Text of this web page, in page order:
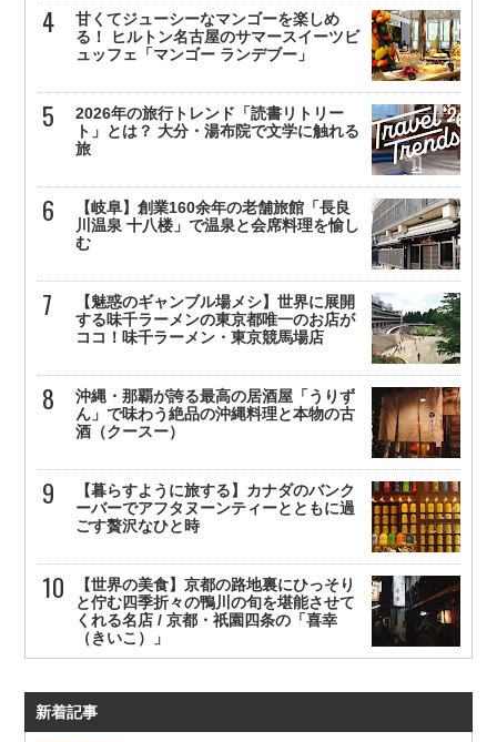
甘くてジューシーなマンゴーを楽しめ
る！ ヒルトン名古屋のサマースイーツビ
ュッフェ「マンゴー ランデブー」
2026年の旅行トレンド「読書リトリー
ト」とは？ 大分・湯布院で文学に触れる
旅
【岐阜】創業160余年の老舗旅館「長良
川温泉 十八楼」で温泉と会席料理を愉し
む
【魅惑のギャンブル場メシ】世界に展開
する味千ラーメンの東京都唯一のお店が
ココ！味千ラーメン・東京競馬場店
沖縄・那覇が誇る最高の居酒屋「うりず
ん」で味わう絶品の沖縄料理と本物の古
酒（クースー）
【暮らすように旅する】カナダのバンク
ーバーでアフタヌーンティーとともに過
ごす贅沢なひと時
【世界の美食】京都の路地裏にひっそり
と佇む四季折々の鴨川の旬を堪能させて
くれる名店 / 京都・祇園四条の「喜幸
（きいこ）」
新着記事